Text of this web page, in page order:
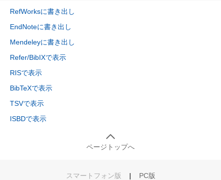
RefWorksに書き出し
EndNoteに書き出し
Mendeleyに書き出し
Refer/BibIXで表示
RISで表示
BibTeXで表示
TSVで表示
ISBDで表示
ページトップへ
スマートフォン版 | PC版